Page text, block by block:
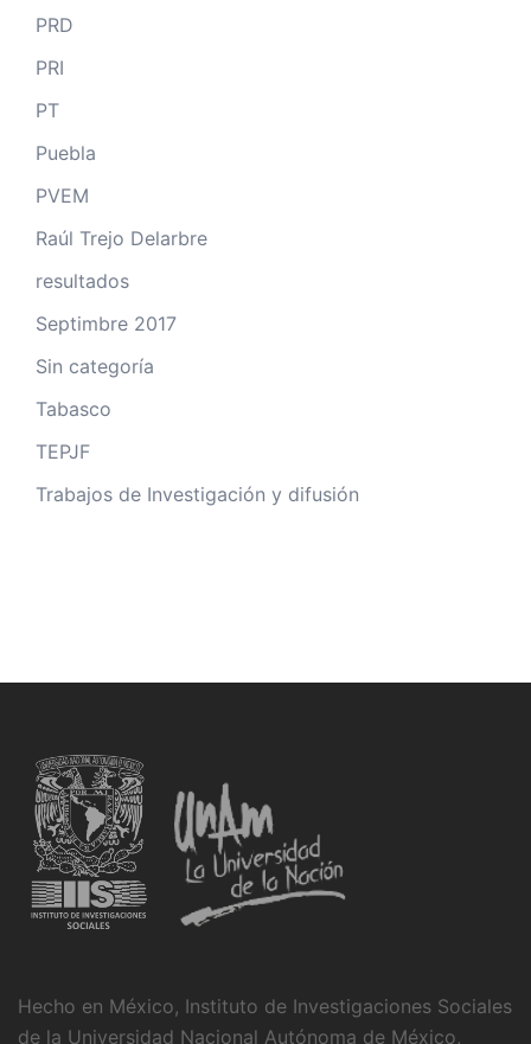
PRD
PRI
PT
Puebla
PVEM
Raúl Trejo Delarbre
resultados
Septimbre 2017
Sin categoría
Tabasco
TEPJF
Trabajos de Investigación y difusión
Hecho en México, Instituto de Investigaciones Sociales
de la Universidad Nacional Autónoma de México,